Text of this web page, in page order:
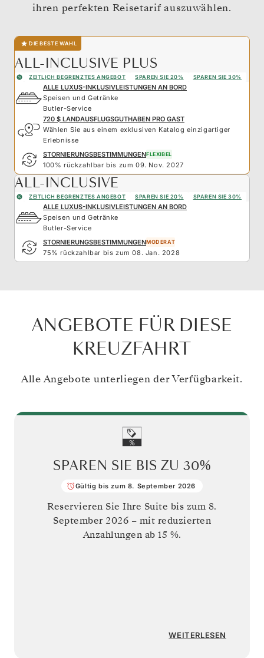
ihren perfekten Reisetarif auszuwählen.
DIE BESTE WAHL
ALL-INCLUSIVE PLUS
ZEITLICH BEGRENZTES ANGEBOT SPAREN SIE 20% SPAREN SIE 30%
ALLE LUXUS-INKLUSIVLEISTUNGEN AN BORD
Speisen und Getränke
Butler-Service
720 $ LANDAUSFLUGSGUTHABEN PRO GAST
Wählen Sie aus einem exklusiven Katalog einzigartiger
Erlebnisse
STORNIERUNGSBESTIMMUNGENFLEXIBEL
100% rückzahlbar bis zum 09. Nov. 2027
ALL-INCLUSIVE
ZEITLICH BEGRENZTES ANGEBOT SPAREN SIE 20% SPAREN SIE 30%
ALLE LUXUS-INKLUSIVLEISTUNGEN AN BORD
Speisen und Getränke
Butler-Service
STORNIERUNGSBESTIMMUNGENMODERAT
75% rückzahlbar bis zum 08. Jan. 2028
ANGEBOTE FÜR DIESE
KREUZFAHRT
Alle Angebote unterliegen der Verfügbarkeit.
SPAREN SIE BIS ZU 30%
Gültig bis zum 8. September 2026
Reservieren Sie Ihre Suite bis zum 8.
September 2026 – mit reduzierten
Anzahlungen ab 15 %.
WEITERLESEN